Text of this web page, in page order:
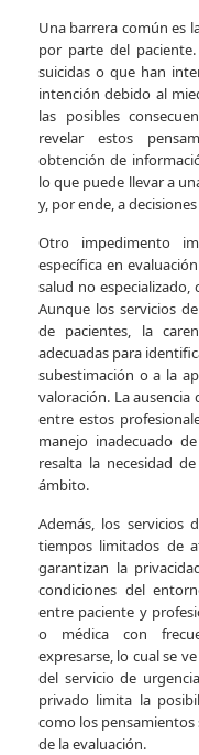
Una barrera común es
por parte del
suicidas o que han
intención debido al
las posibles
revelar estos
obtención de
lo que puede llevar a
y, por ende, a
Otro impedimento
específica en
salud no especializado,
Aunque los servicios
de pacientes, la
adecuadas para
subestimación o a la
valoración. La
entre estos
manejo inadecuado
resalta la necesidad
ámbito.
Además, los servicios
tiempos limitados de
garantizan la
condiciones del
entre paciente y
o médica con
expresarse, lo cual se
del servicio de
privado limita la
como los pensamientos
de la evaluación.